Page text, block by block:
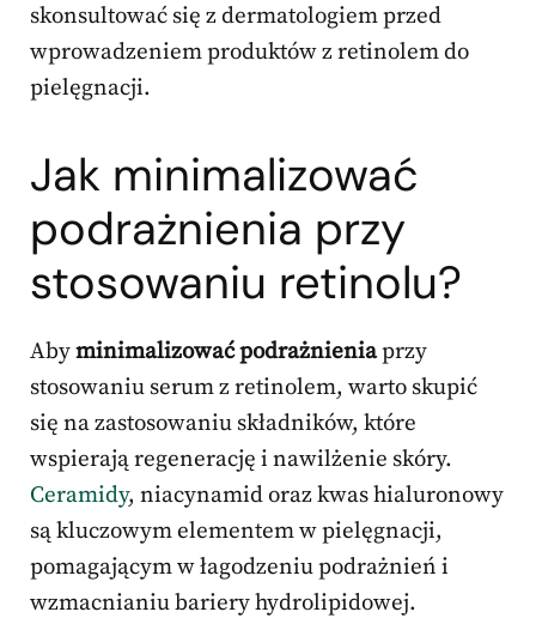
skonsultować się z dermatologiem przed
wprowadzeniem produktów z retinolem do
pielęgnacji.
Jak minimalizować
podrażnienia przy
stosowaniu retinolu?
Abyminimalizować podrażnieniaprzy
stosowaniu serum z retinolem, warto skupić
się na zastosowaniu składników, które
wspierają regenerację i nawilżenie skóry.
Ceramidy, niacynamid oraz kwas hialuronowy
są kluczowym elementem w pielęgnacji,
pomagającym w łagodzeniu podrażnień i
wzmacnianiu bariery hydrolipidowej.